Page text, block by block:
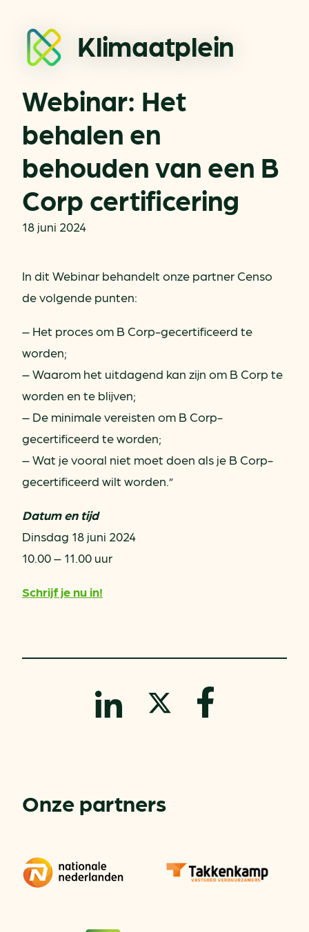
Klimaatplein
Webinar: Het
behalen en
behouden van een B
Corp certificering
18 juni 2024
In dit Webinar behandelt onze partner Censo
de volgende punten:
– Het proces om B Corp-gecertificeerd te
worden;
– Waarom het uitdagend kan zijn om B Corp te
worden en te blijven;
– De minimale vereisten om B Corp-
gecertificeerd te worden;
– Wat je vooral niet moet doen als je B Corp-
gecertificeerd wilt worden.”
Datum en tijd
Dinsdag 18 juni 2024
10.00 – 11.00 uur
Schrijf je nu in!
Onze partners